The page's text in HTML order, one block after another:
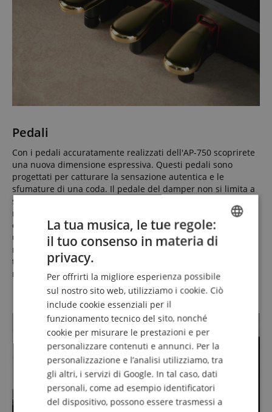
Pedali
Con i pedali accuratamente realizzati dell'AP-750 scoprirete
una nuova dimensione espressiva. Questi pedali sono
progettati per catturare la sensazione autentica e le
sfumature di una coda. Il pedale del damper non si limita a
sostenere il suono, ma riproduce anche le variazioni di
risonanza e adatta il suo effetto in modo sottile a seconda
della profondità della pressione, permettendo
un'espressività fine nelle vostre interpretazioni. Il soft pedal
non gestisce solo il volume, ma offre anche una variazione
timbrica più naturale, ampliando le possibilità espressive
nelle sezioni più pianissimo.
ENGLISH
ITALIAN
SPANISH
La tua musica, le tue regole:
il tuo consenso in materia di
privacy.
Per offrirti la migliore esperienza possibile
sul nostro sito web, utilizziamo i cookie. Ciò
include cookie essenziali per il
funzionamento tecnico del sito, nonché
cookie per misurare le prestazioni e per
personalizzare contenuti e annunci. Per la
personalizzazione e l’analisi utilizziamo, tra
gli altri, i servizi di Google. In tal caso, dati
personali, come ad esempio identificatori
del dispositivo, possono essere trasmessi a